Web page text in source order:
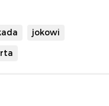
jokowi